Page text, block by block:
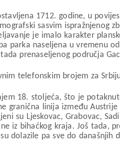
1712. godine, u
sasvim ispražnjenog
je imalo karakter
parka naseljena u vremenu
prenaseljenog područja
telefonskim brojem za
18. stoljeća, što je
granična linija između
su Ljeskovac, Grabovac,
iz bihaćkog kraja. Još tada,
dolazile pa sve do